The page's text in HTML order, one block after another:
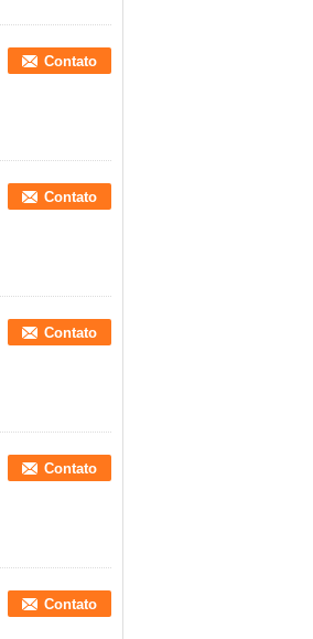
Contato
Contato
Contato
Contato
Contato